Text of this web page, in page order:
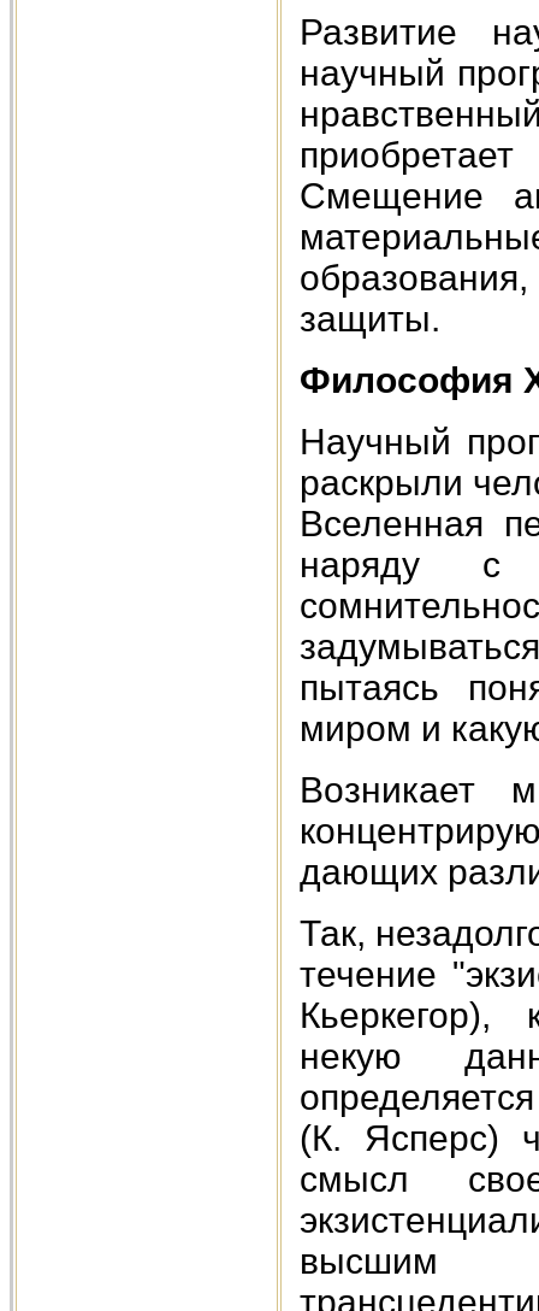
Развитие
научный
Смещение
защиты.
Философия
Научный
раскрыли
Вселенная
наряду с
пытаясь
миром и
Возникает
дающих
Так,
течение
Кьеркегор),
некую
(К. Ясперс)
смысл
высшим